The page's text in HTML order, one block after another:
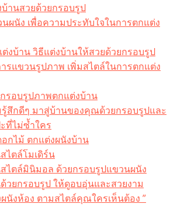
บ้านสวยด้วยกรอบรูป
ผนัง เพื่อความประทับใจในการตกแต่ง
งบ้าน วิธีแต่งบ้านให้สวยด้วยกรอบรูป
รแขวนรูปภาพ เพิ่มสไตล์ในการตกแต่ง
รอบรูปภาพตกแต่งบ้าน
สึกดีๆ มาสู่บ้านของคุณด้วยกรอบรูปและ
ที่ไม่ซ้ำใคร
กไม้ ตกแต่งผนังบ้าน
ไตล์โมเดิร์น
ไตล์มินิมอล ด้วยกรอบรูปแขวนผนัง
วยกรอบรูป ให้ดูอบอุ่นและสวยงาม
นังห้อง ตามสไตล์คุณใครเห็นต้อง ”